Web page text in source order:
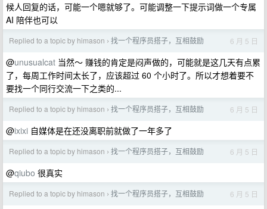
候人回复的话，可能一个嗯就够了。可能调整一下提示词做一个专属
AI 陪伴也可以
Replied to a topic by himason › 找一个程序员搭子，互相鼓励 6 月 5 日
@unusualcat 当然～ 赚钱的肯定是闷声做的，可能就是这几天有点累
了，每周工作时间太长了，应该超过 60 个小时了。所以才想着要不
要找一个同行交流一下之类的...
Replied to a topic by himason › 找一个程序员搭子，互相鼓励 6 月 5 日
@ixixi 自媒体是在还没离职前就做了一年多了
Replied to a topic by himason › 找一个程序员搭子，互相鼓励 6 月 5 日
@qiubo 很真实
Replied to a topic by himason › 找一个程序员搭子，互相鼓励 6 月 5 日